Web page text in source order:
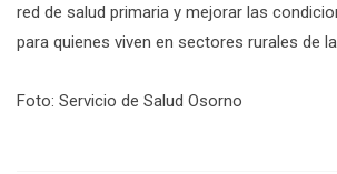
red de salud primaria y mejorar las
para quienes viven en sectores rurales de
Foto: Servicio de Salud Osorno